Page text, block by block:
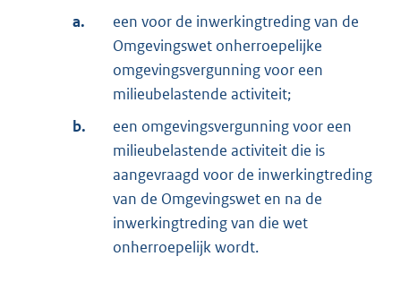
a.
een voor de inwerkingtreding van de
Omgevingswet onherroepelijke
omgevingsvergunning voor een
milieubelastende activiteit;
b.
een omgevingsvergunning voor een
milieubelastende activiteit die is
aangevraagd voor de inwerkingtreding
van de Omgevingswet en na de
inwerkingtreding van die wet
onherroepelijk wordt.